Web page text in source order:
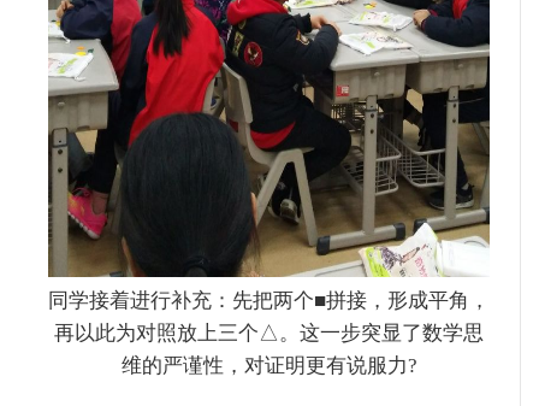
同学接着进行补充：先把两个■拼接，形成平角，
再以此为对照放上三个△。这一步突显了数学思
维的严谨性，对证明更有说服力?️